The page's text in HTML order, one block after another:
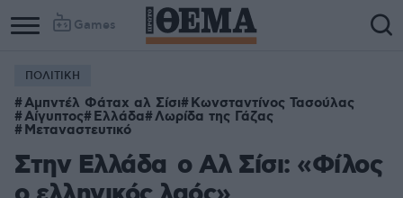
Games
ΠΟΛΙΤΙΚΗ
Αμπντέλ Φάταχ αλ Σίσι Κωνσταντίνος Τασούλας
Αίγυπτος Ελλάδα Λωρίδα της Γάζας
Μεταναστευτικό
Στην Ελλάδα ο Αλ Σίσι: «Φίλος